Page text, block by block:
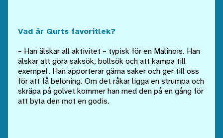
Vad är Qurts favoritlek?
– Han älskar all aktivitet – typisk för en Malinois. Han
älskar att göra saksök, bollsök och att kampa till
exempel. Han apporterar gärna saker och ger till oss
för att få belöning. Om det råkar ligga en strumpa och
skräpa på golvet kommer han med den på en gång för
att byta den mot en godis.